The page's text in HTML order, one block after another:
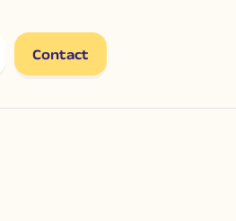
Contact